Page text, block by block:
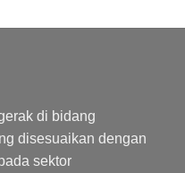
di bidang
disesuaikan dengan
sektor